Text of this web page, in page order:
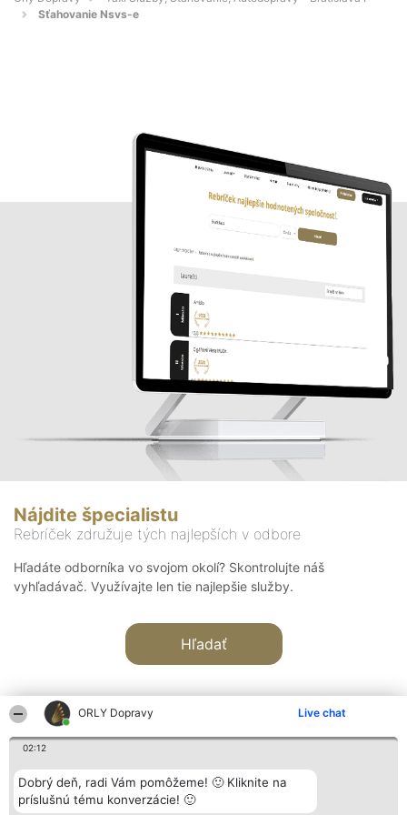
ORLY Dopravy Live chat
02:12
Dobrý deň, radi Vám pomôžeme! 🙂 Kliknite na
príslušnú tému konverzácie! 🙂
Sťahovanie Nsvs-e
Nájdite špecialistu
Rebríček združuje tých najlepších v odbore
Hľadáte odborníka vo svojom okolí? Skontrolujte náš
vyhľadávač. Využívajte len tie najlepšie služby.
Hľadať
Organizátor hodnotenia
Bright Side Solutions sp. z o.
o. sp. k.
Hodnotenie
Laureáti
Lista
Kontakt
Kontakt